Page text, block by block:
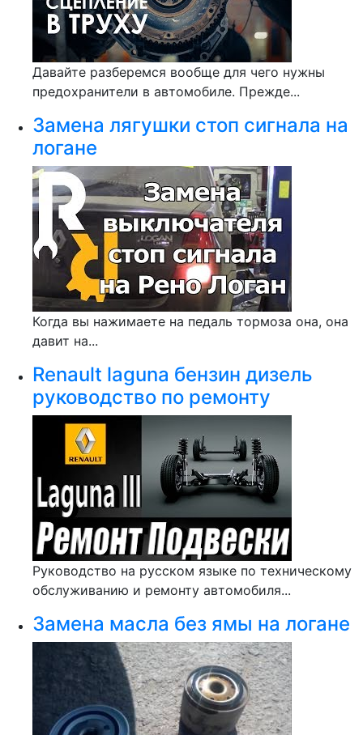
Давайте разберемся вообще для чего нужны
предохранители в автомобиле. Прежде...
Замена лягушки стоп сигнала на
логане
Когда вы нажимаете на педаль тормоза она, она
давит на...
Renault laguna бензин дизель
руководство по ремонту
Руководство на русском языке по техническому
обслуживанию и ремонту автомобиля...
Замена масла без ямы на логане